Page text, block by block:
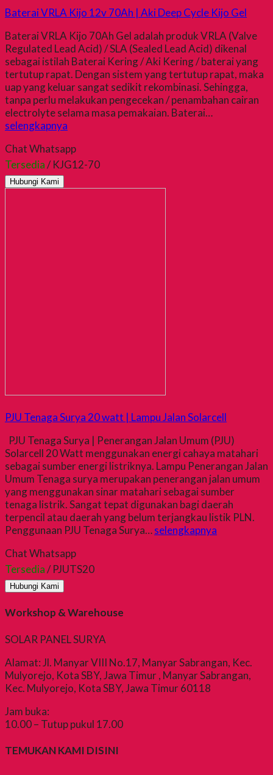
Baterai VRLA Kijo 12v 70Ah | Aki Deep Cycle Kijo Gel
Baterai VRLA Kijo 70Ah Gel adalah produk VRLA (Valve
Regulated Lead Acid) / SLA (Sealed Lead Acid) dikenal
sebagai istilah Baterai Kering / Aki Kering / baterai yang
tertutup rapat. Dengan sistem yang tertutup rapat, maka
uap yang keluar sangat sedikit rekombinasi. Sehingga,
tanpa perlu melakukan pengecekan / penambahan cairan
electrolyte selama masa pemakaian. Baterai…
selengkapnya
Chat Whatsapp
Tersedia/ KJG12-70
Hubungi Kami
PJU Tenaga Surya 20 watt | Lampu Jalan Solarcell
PJU Tenaga Surya | Penerangan Jalan Umum (PJU)
Solarcell 20 Watt menggunakan energi cahaya matahari
sebagai sumber energi listriknya. Lampu Penerangan Jalan
Umum Tenaga surya merupakan penerangan jalan umum
yang menggunakan sinar matahari sebagai sumber
tenaga listrik. Sangat tepat digunakan bagi daerah
terpencil atau daerah yang belum terjangkau listik PLN.
Penggunaan PJU Tenaga Surya…selengkapnya
Chat Whatsapp
Tersedia/ PJUTS20
Hubungi Kami
Workshop & Warehouse
SOLAR PANEL SURYA
Alamat: Jl. Manyar VIII No.17, Manyar Sabrangan, Kec.
Mulyorejo, Kota SBY, Jawa Timur , Manyar Sabrangan,
Kec. Mulyorejo, Kota SBY, Jawa Timur 60118
Jam buka:
10.00 – Tutup pukul 17.00
TEMUKAN KAMI DISINI